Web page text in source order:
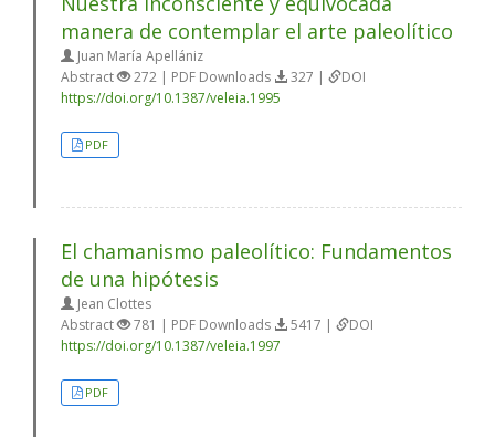
manera de contemplar el arte paleolítico
Juan María Apellániz
Abstract
272 | PDF Downloads 327 |
DOI
https://doi.org/10.1387/veleia.1995
PDF
El chamanismo paleolítico: Fundamentos
de una hipótesis
Jean Clottes
Abstract
781 | PDF Downloads 5417 |
DOI
https://doi.org/10.1387/veleia.1997
PDF